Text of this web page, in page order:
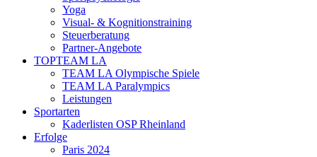
Yoga
Visual- & Kognitionstraining
Steuerberatung
Partner-Angebote
TOPTEAM LA
TEAM LA Olympische Spiele
TEAM LA Paralympics
Leistungen
Sportarten
Kaderlisten OSP Rheinland
Erfolge
Paris 2024